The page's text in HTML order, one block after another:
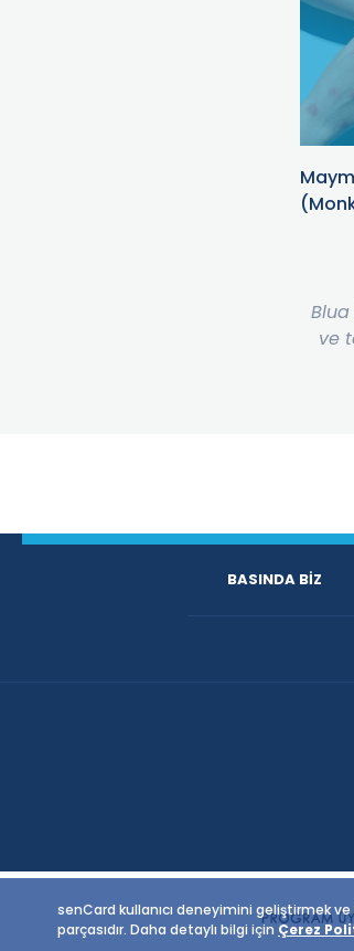
ve
BASINDA BİZ
senCard kullanıcı deneyimini geliştirmek
parçasıdır. Daha detaylı bilgi içinÇerez